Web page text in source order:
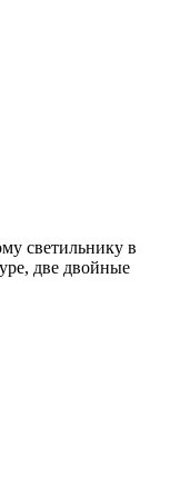
светильнику в
две двойные